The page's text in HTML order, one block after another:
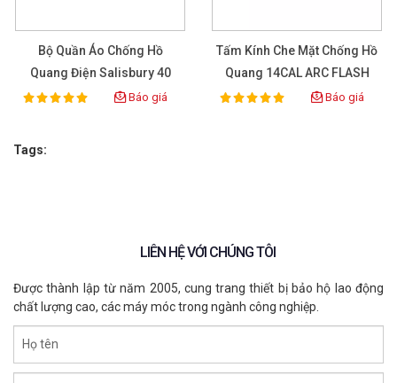
Bộ Quần Áo Chống Hồ
Quang Điện Salisbury 40
CAL Size L
Rating:
100% Báo giá
Tấm Kính Che Mặt Chống Hồ
Quang 14CAL ARC FLASH
Rating:
100% Báo giá
Tags:
LIÊN HỆ VỚI CHÚNG TÔI
Được thành lập từ năm 2005, cung trang thiết bị bảo hộ lao động
chất lượng cao, các máy móc trong ngành công nghiệp.
Họ tên